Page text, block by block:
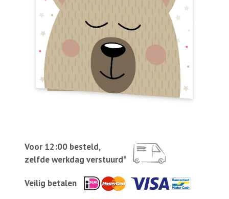
Voor 12:00 besteld,
zelfde werkdag verstuurd*
Veilig betalen